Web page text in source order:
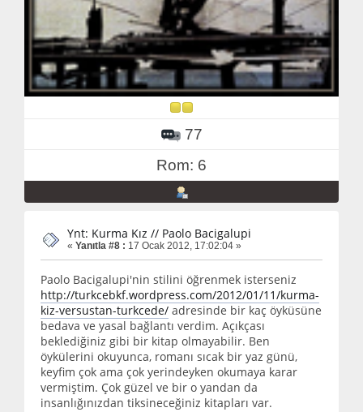
77
Rom: 6
Ynt: Kurma Kız // Paolo Bacigalupi
« Yanıtla #8 : 17 Ocak 2012, 17:02:04 »
Paolo Bacigalupi'nin stilini öğrenmek isterseniz
http://turkcebkf.wordpress.com/2012/01/11/kurma-
kiz-versustan-turkcede/ adresinde bir kaç öyküsüne
bedava ve yasal bağlantı verdim. Açıkçası
beklediğiniz gibi bir kitap olmayabilir. Ben
öykülerini okuyunca, romanı sıcak bir yaz günü,
keyfim çok ama çok yerindeyken okumaya karar
vermiştim. Çok güzel ve bir o yandan da
insanlığınızdan tiksineceğiniz kitapları var.